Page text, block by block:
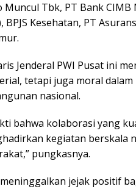
Muncul Tbk, PT Bank CIMB
Kesehatan, PT
Jenderal PWI Pusat ini
tetapi juga moral
nasional.
bahwa kolaborasi yang
kegiatan berskala
pungkasnya.
jejak positif